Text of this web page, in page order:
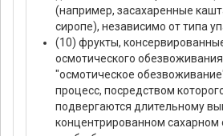
(например, засахаренные
сиропе), независимо от типа
(10) фрукты,
осмотического
"осмотическое
процесс, посредством
подвергаются длительному
концентрированном сахарном